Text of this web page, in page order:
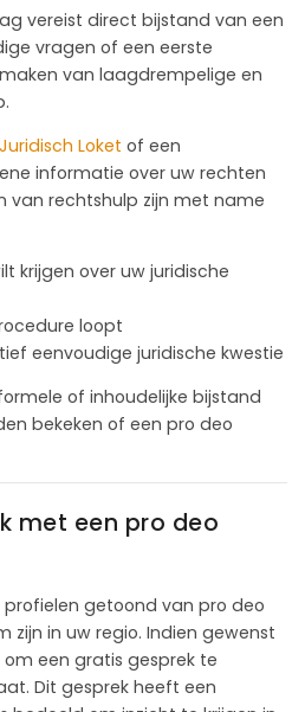
vereist direct bijstand van een
vragen of een eerste
van laagdrempelige en
Juridisch Loket of een
informatie over uw rechten
van rechtshulp zijn met name
krijgen over uw juridische
loopt
eenvoudige juridische kwestie
of inhoudelijke bijstand
bekeken of een pro deo
met een pro deo
getoond van pro deo
zijn in uw regio. Indien gewenst
een gratis gesprek te
Dit gesprek heeft een